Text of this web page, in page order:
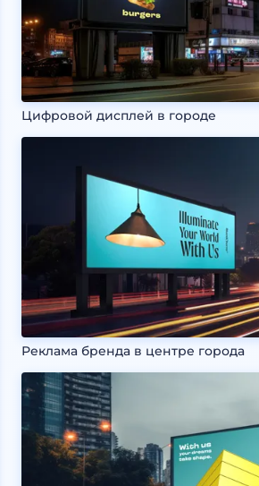
Цифровой дисплей в городе
Реклама бренда в центре города